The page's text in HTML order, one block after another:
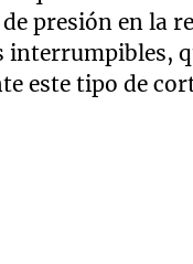
presión en la
este tipo de